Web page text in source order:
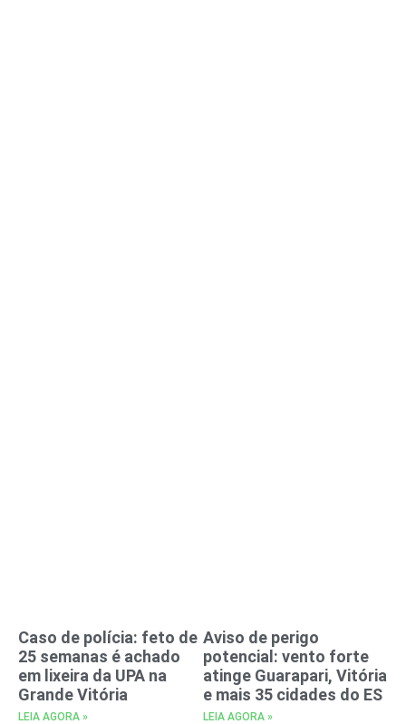
Caso de polícia: feto de
25 semanas é achado
em lixeira da UPA na
Grande Vitória
LEIA AGORA »
Aviso de perigo
potencial: vento forte
atinge Guarapari, Vitória
e mais 35 cidades do ES
LEIA AGORA »